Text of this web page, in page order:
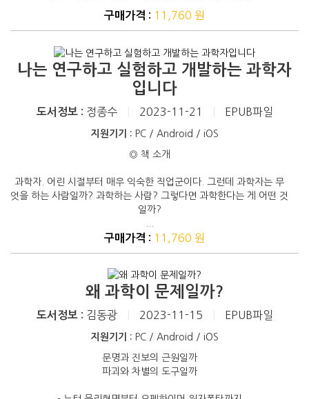
구매가격 : 11,760 원
나는 연구하고 실험하고 개발하는 과학자
입니다
도서정보 : 정종수 2023-11-21 EPUB파일
지원기기 : PC / Android / iOS
◎ 책 소개
과학자. 어린 시절부터 매우 익숙한 직업군이다. 그런데 과학자는 무
엇을 하는 사람일까? 과학하는 사람? 그렇다면 과학한다는 게 어떤 것
일까?
구매가격 : 11,760 원
왜 과학이 문제일까?
도서정보 : 김동광 2023-11-15 EPUB파일
지원기기 : PC / Android / iOS
문명과 진보의 근원일까
파괴와 차별의 도구일까